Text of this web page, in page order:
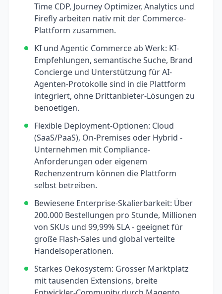
Time CDP, Journey Optimizer, Analytics und
Firefly arbeiten nativ mit der Commerce-
Plattform zusammen.
KI und Agentic Commerce ab Werk: KI-
Empfehlungen, semantische Suche, Brand
Concierge und Unterstützung für AI-
Agenten-Protokolle sind in die Plattform
integriert, ohne Drittanbieter-Lösungen zu
benoetigen.
Flexible Deployment-Optionen: Cloud
(SaaS/PaaS), On-Premises oder Hybrid -
Unternehmen mit Compliance-
Anforderungen oder eigenem
Rechenzentrum können die Plattform
selbst betreiben.
Bewiesene Enterprise-Skalierbarkeit: Über
200.000 Bestellungen pro Stunde, Millionen
von SKUs und 99,99% SLA - geeignet für
große Flash-Sales und global verteilte
Handelsoperationen.
Starkes Oekosystem: Grosser Marktplatz
mit tausenden Extensions, breite